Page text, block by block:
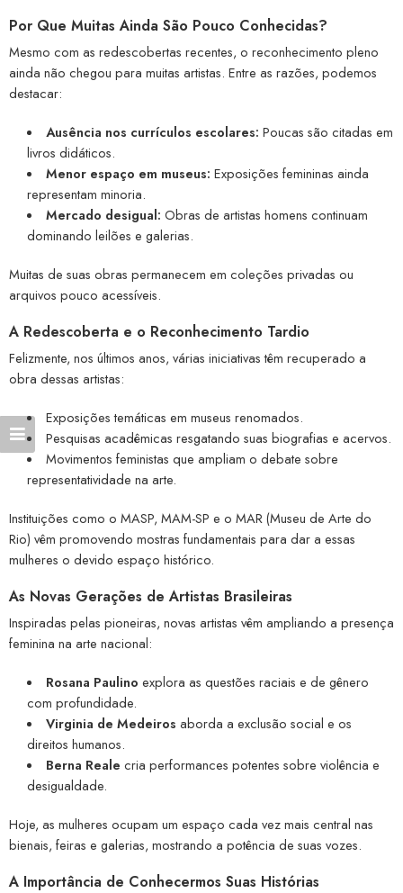
Por Que Muitas Ainda São Pouco Conhecidas?
Mesmo com as redescobertas recentes, o reconhecimento pleno
ainda não chegou para muitas artistas. Entre as razões, podemos
destacar:
Ausência nos currículos escolares: Poucas são citadas em
livros didáticos.
Menor espaço em museus: Exposições femininas ainda
representam minoria.
Mercado desigual: Obras de artistas homens continuam
dominando leilões e galerias.
Muitas de suas obras permanecem em coleções privadas ou
arquivos pouco acessíveis.
A Redescoberta e o Reconhecimento Tardio
Felizmente, nos últimos anos, várias iniciativas têm recuperado a
obra dessas artistas:
Exposições temáticas em museus renomados.
Pesquisas acadêmicas resgatando suas biografias e acervos.
Movimentos feministas que ampliam o debate sobre
representatividade na arte.
Instituições como o MASP, MAM-SP e o MAR (Museu de Arte do
Rio) vêm promovendo mostras fundamentais para dar a essas
mulheres o devido espaço histórico.
As Novas Gerações de Artistas Brasileiras
Inspiradas pelas pioneiras, novas artistas vêm ampliando a presença
feminina na arte nacional:
Rosana Paulino explora as questões raciais e de gênero
com profundidade.
Virginia de Medeiros aborda a exclusão social e os
direitos humanos.
Berna Reale cria performances potentes sobre violência e
desigualdade.
Hoje, as mulheres ocupam um espaço cada vez mais central nas
bienais, feiras e galerias, mostrando a potência de suas vozes.
A Importância de Conhecermos Suas Histórias